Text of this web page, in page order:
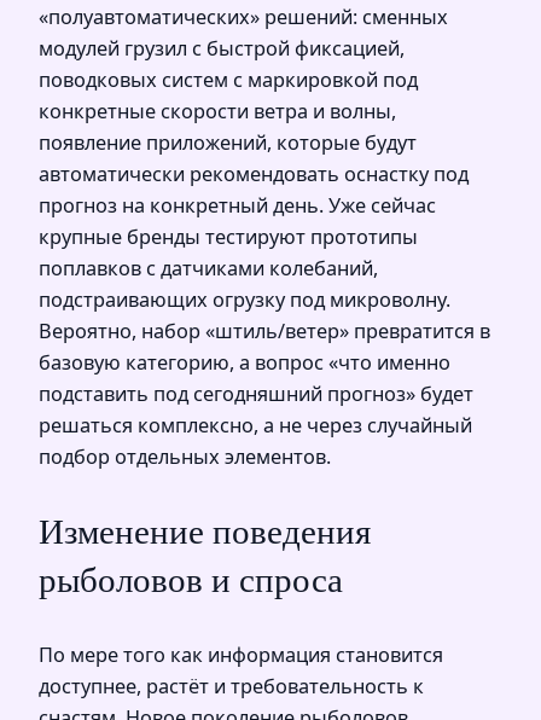
«полуавтоматических» решений: сменных
модулей грузил с быстрой фиксацией,
поводковых систем с маркировкой под
конкретные скорости ветра и волны,
появление приложений, которые будут
автоматически рекомендовать оснастку под
прогноз на конкретный день. Уже сейчас
крупные бренды тестируют прототипы
поплавков с датчиками колебаний,
подстраивающих огрузку под микроволну.
Вероятно, набор «штиль/ветер» превратится в
базовую категорию, а вопрос «что именно
подставить под сегодняшний прогноз» будет
решаться комплексно, а не через случайный
подбор отдельных элементов.
Изменение поведения
рыболовов и спроса
По мере того как информация становится
доступнее, растёт и требовательность к